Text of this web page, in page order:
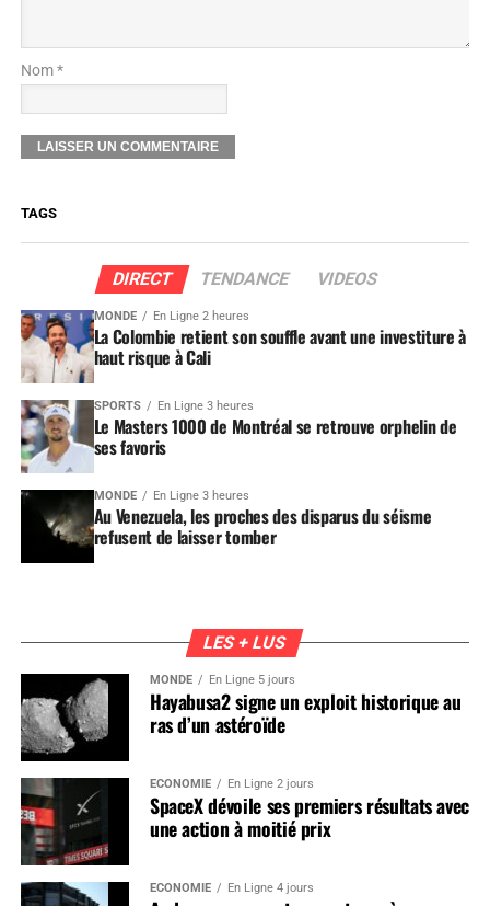
Nom *
TAGS
DIRECT TENDANCE VIDEOS
MONDE En Ligne 2 heures
La Colombie retient son souffle avant une investiture à
haut risque à Cali
SPORTS En Ligne 3 heures
Le Masters 1000 de Montréal se retrouve orphelin de
ses favoris
MONDE En Ligne 3 heures
Au Venezuela, les proches des disparus du séisme
refusent de laisser tomber
LES + LUS
MONDE En Ligne 5 jours
Hayabusa2 signe un exploit historique au
ras d’un astéroïde
ÉCONOMIE En Ligne 2 jours
SpaceX dévoile ses premiers résultats avec
une action à moitié prix
ÉCONOMIE En Ligne 4 jours